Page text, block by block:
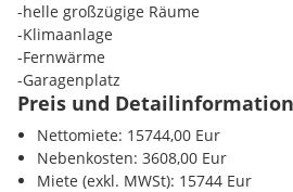
-helle großzügige Räume
-Klimaanlage
-Fernwärme
-Garagenplatz
Preis und Detailinformation
Nettomiete: 15744,00 Eur
Nebenkosten: 3608,00 Eur
Miete (exkl. MWSt): 15744 Eur